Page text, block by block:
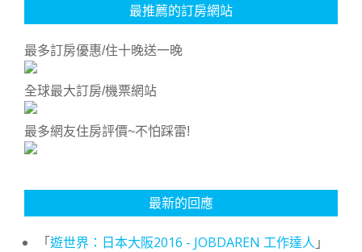
最推薦的訂房網站
最多訂房優惠/住十晚送一晚
全球最大訂房/機票網站
最多網友住房評價~不怕踩雷!
最新的回應
「遊世界：日本大阪2016 - JOBDAREN 工作達人 」